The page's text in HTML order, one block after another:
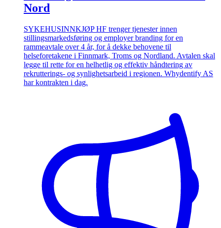
Nord
SYKEHUSINNKJØP HF trenger tjenester innen
stillingsmarkedsføring og employer branding for en
rammeavtale over 4 år, for å dekke behovene til
helseforetakene i Finnmark, Troms og Nordland. Avtalen skal
legge til rette for en helhetlig og effektiv håndtering av
rekrutterings- og synlighetsarbeid i regionen. Whydentify AS
har kontrakten i dag.